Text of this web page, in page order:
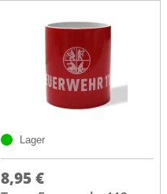
Lager
8,95 €